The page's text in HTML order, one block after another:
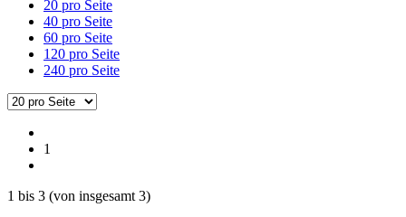
20 pro Seite
40 pro Seite
60 pro Seite
120 pro Seite
240 pro Seite
1
1 bis 3 (von insgesamt 3)